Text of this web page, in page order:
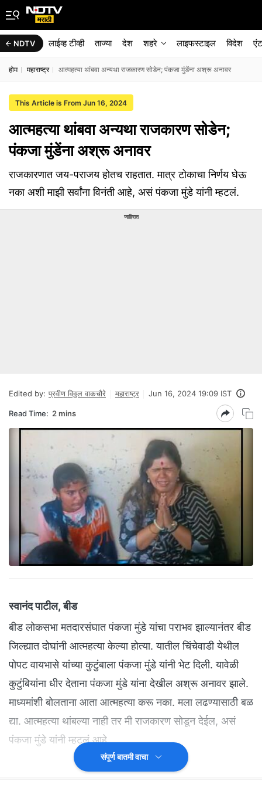
NDTV लाईव्ह टीव्ही ताज्या देश शहरे लाइफस्टाइल विदेश
होम महाराष्ट्र आत्महत्या थांबवा अन्यथा राजकारण सोडेन; पंकजा मुंडेंना अश्रू अनावर
This Article is From Jun 16, 2024
आत्महत्या थांबवा अन्यथा राजकारण सोडेन;
पंकजा मुंडेंना अश्रू अनावर
राजकारणात जय-पराजय होतच राहतात. मात्र टोकाचा निर्णय घेऊ
नका अशी माझी सर्वांना विनंती आहे, असं पंकजा मुंडे यांनी म्हटलं.
जाहिरात
Edited by: प्रवीण विठ्ठल वाकचौरे महाराष्ट्र Jun 16, 2024 19:09 IST
Read Time: 2 mins
स्वानंद पाटील, बीड
बीड लोकसभा मतदारसंघात पंकजा मुंडे यांचा पराभव झाल्यानंतर बीड
जिल्ह्यात दोघांनी आत्महत्या केल्या होत्या. यातील चिंचेवाडी येथील
पोपट वायभासे यांच्या कुटुंबाला पंकजा मुंडे यांनी भेट दिली. यावेळी
कुटुंबियांना धीर देताना पंकजा मुंडे यांना देखील अश्रू अनावर झाले.
माध्यमांशी बोलताना आता आत्महत्या करू नका. मला लढण्यासाठी बळ
द्या. आत्महत्या थांबल्या नाही तर मी राजकारण सोडून देईल, असं
पंकजा मुंडे यांनी म्हटलं आहे.
'NDTV मराठी' चं अधिकृत व्हॉट्सअ‍ॅप चॅनल जॉईन करा
संपूर्ण बातमी वाचा